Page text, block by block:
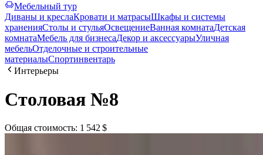
Мебельный тур
Диваны и креслаКровати и матрасыШкафы и системы
храненияСтолы и стульяОсвещениеВанная комнатаДетская
комнатаМебель для бизнесаДекор и аксессуарыУличная
мебельОтделочные и строительные
материалыСпортинвентарь
Интерьеры
Столовая №8
Общая стоимость: 1 542 $